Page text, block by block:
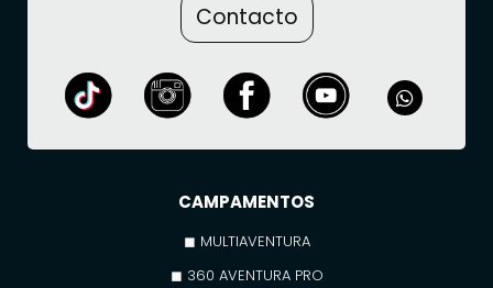
Contacto
CAMPAMENTOS
◼ MULTIAVENTURA
◼ 360 AVENTURA PRO